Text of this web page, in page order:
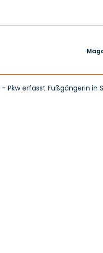
Pkw erfasst Fußgängerin in